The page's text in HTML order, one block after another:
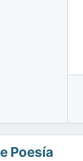
Poesía